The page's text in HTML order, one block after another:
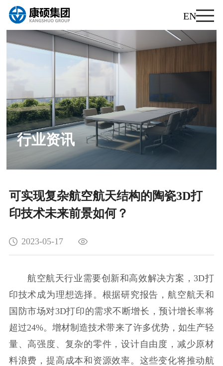
EN
行业资讯
可实现复杂航空航天结构的陶瓷3D打
印技术未来前景如何？
2023-05-17
航空航天行业需要创新和高效解决方案，3D打
印技术成为理想选择。根据研究报告，航空航天和
国防市场对3D打印的需求不断增长，预计增长率将
超过24%。增材制造技术带来了许多优势，如生产轻
量、高强度、复杂的零件，设计自由度，减少原材
料浪费，提高成本和资源效率。这些变化将推动航